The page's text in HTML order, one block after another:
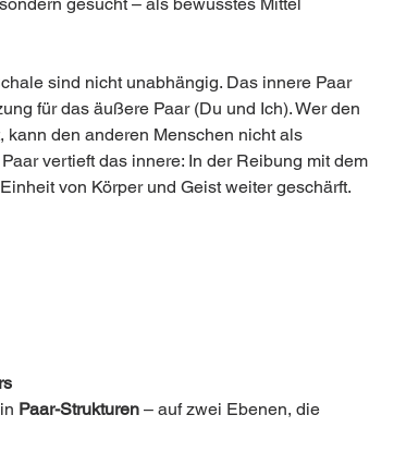
sind nicht unabhängig. Das innere Paar
für das äußere Paar (Du und Ich). Wer den
den anderen Menschen nicht als
vertieft das innere: In der Reibung mit dem
von Körper und Geist weiter geschärft.
Paar-Strukturen – auf zwei Ebenen, die